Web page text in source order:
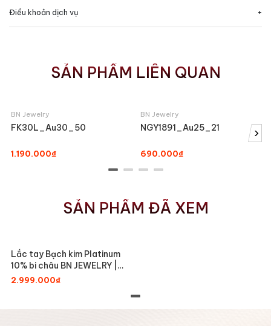
Điều khoản dịch vụ
SẢN PHẨM LIÊN QUAN
BN Jewelry
FK30L_Au30_50
1.190.000₫
BN Jewelry
NGY1891_Au25_21
690.000₫
›
SẢN PHẨM ĐÃ XEM
Lắc tay Bạch kim Platinum
10% bi châu BN JEWELRY |
bản 2.5 ly -
2.999.000₫